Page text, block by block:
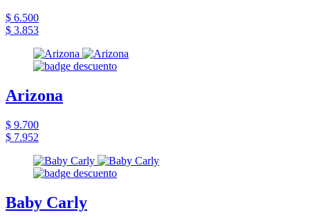
$ 6.500
$ 3.853
Arizona
$ 9.700
$ 7.952
Baby Carly